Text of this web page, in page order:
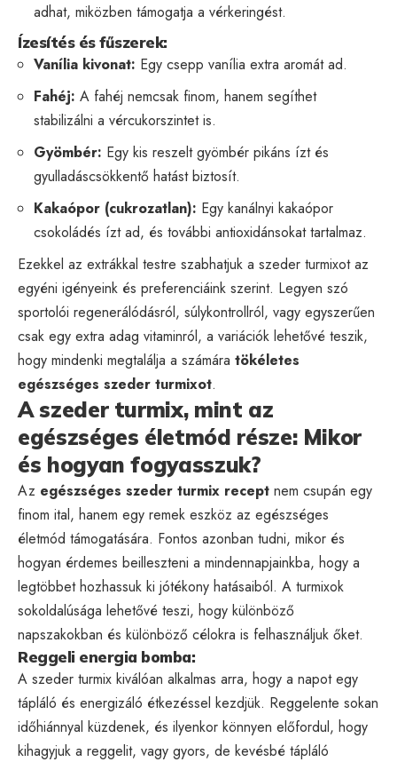
adhat, miközben támogatja a vérkeringést.
Ízesítés és fűszerek:
Vanília kivonat: Egy csepp vanília extra aromát ad.
Fahéj: A fahéj nemcsak finom, hanem segíthet
stabilizálni a vércukorszintet is.
Gyömbér: Egy kis reszelt gyömbér pikáns ízt és
gyulladáscsökkentő hatást biztosít.
Kakaópor (cukrozatlan): Egy kanálnyi kakaópor
csokoládés ízt ad, és további antioxidánsokat tartalmaz.
Ezekkel az extrákkal testre szabhatjuk a szeder turmixot az
egyéni igényeink és preferenciáink szerint. Legyen szó
sportolói regenerálódásról, súlykontrollról, vagy egyszerűen
csak egy extra adag vitaminról, a variációk lehetővé teszik,
hogy mindenki megtalálja a számára tökéletes
egészséges szeder turmixot.
A szeder turmix, mint az
egészséges életmód része: Mikor
és hogyan fogyasszuk?
Az egészséges szeder turmix recept nem csupán egy
finom ital, hanem egy remek eszköz az egészséges
életmód támogatására. Fontos azonban tudni, mikor és
hogyan érdemes beilleszteni a mindennapjainkba, hogy a
legtöbbet hozhassuk ki jótékony hatásaiból. A turmixok
sokoldalúsága lehetővé teszi, hogy különböző
napszakokban és különböző célokra is felhasználjuk őket.
Reggeli energia bomba:
A szeder turmix kiválóan alkalmas arra, hogy a napot egy
tápláló és energizáló étkezéssel kezdjük. Reggelente sokan
időhiánnyal küzdenek, és ilyenkor könnyen előfordul, hogy
kihagyjuk a reggelit, vagy gyors, de kevésbé tápláló